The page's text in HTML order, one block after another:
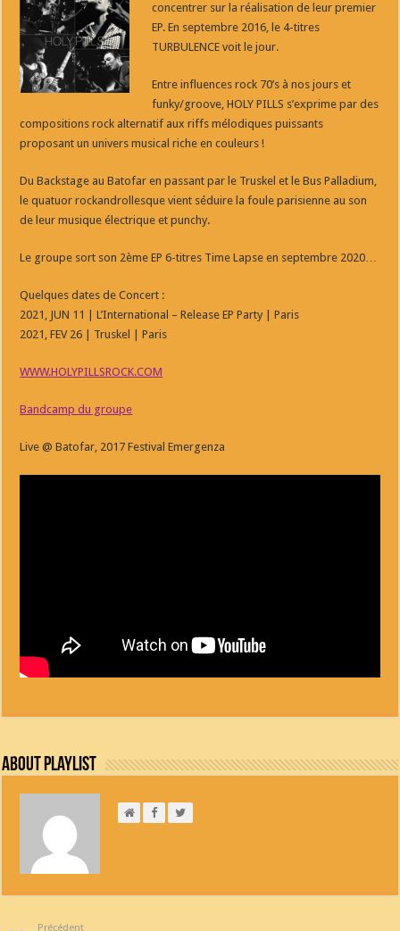
concentrer sur la réalisation de leur premier
EP. En septembre 2016, le 4-titres
TURBULENCE voit le jour.
Entre influences rock 70’s à nos jours et
funky/groove, HOLY PILLS s’exprime par des
compositions rock alternatif aux riffs mélodiques puissants
proposant un univers musical riche en couleurs !
Du Backstage au Batofar en passant par le Truskel et le Bus Palladium,
le quatuor rockandrollesque vient séduire la foule parisienne au son
de leur musique électrique et punchy.
Le groupe sort son 2ème EP 6-titres Time Lapse en septembre 2020…
Quelques dates de Concert :
2021, JUN 11 | L’International – Release EP Party | Paris
2021, FEV 26 | Truskel | Paris
WWW.HOLYPILLSROCK.COM
Bandcamp du groupe
Live @ Batofar, 2017 Festival Emergenza
About Playlist
Précédent